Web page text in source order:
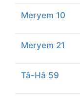
Meryem 10
Meryem 21
Tâ-Hâ 59